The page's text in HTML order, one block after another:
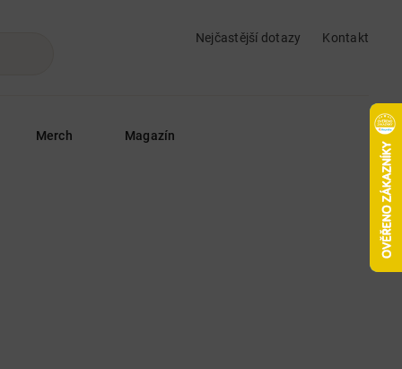
Nejčastější dotazy
Kontakt
Merch Magazín